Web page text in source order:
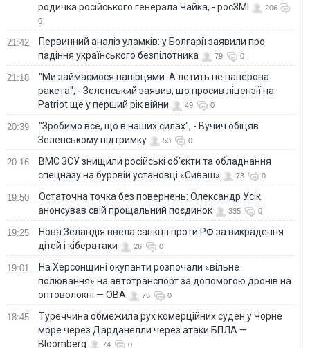
родичка російського генерала Чайка, - росЗМІ
206
0
21:42
Первинний аналіз уламків: у Болгарії заявили про
падіння українського безпілотника
79 0
21:18
"Ми займаємося папірцями. А летить не паперова
ракета", - Зеленський заявив, що просив ліцензії на
Patriot ще у перший рік війни
49 0
20:39
"Зробимо все, що в наших силах", - Вучич обіцяв
Зеленському підтримку
53 0
20:16
ВМС ЗСУ знищили російські об'єкти та обладнання
спецназу на буровій установці «Сиваш»
73 0
19:50
Остаточна точка без повернень: Олександр Усік
анонсував свій прощальний поєдинок
335 0
19:25
Нова Зеландія ввела санкції проти РФ за викрадення
дітей і кібератаки
26 0
19:01
На Херсонщині окупанти розпочали «вільне
полювання» на автотранспорт за допомогою дронів на
оптоволокні — ОВА
75 0
18:45
Туреччина обмежила рух комерційних суден у Чорне
море через Дарданелли через атаки БПЛА —
Bloomberg
74 0